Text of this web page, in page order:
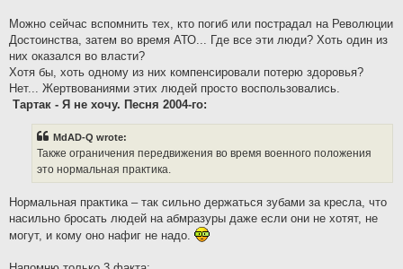
Можно сейчас вспомнить тех, кто погиб или пострадал на Революции
Достоинства, затем во время АТО... Где все эти люди? Хоть один из
них оказался во власти?
Хотя бы, хоть одному из них компенсировали потерю здоровья?
Нет... Жертвованиями этих людей просто воспользовались.
Тартак - Я не хочу. Песня 2004-го:
MdAD-Q wrote:
Также ограничения передвижения во время военного положения
это нормальная практика.
Нормальная практика – так сильно держаться зубами за кресла, что
насильно бросать людей на абмразуры даже если они не хотят, не
могут, и кому оно нафиг не надо.